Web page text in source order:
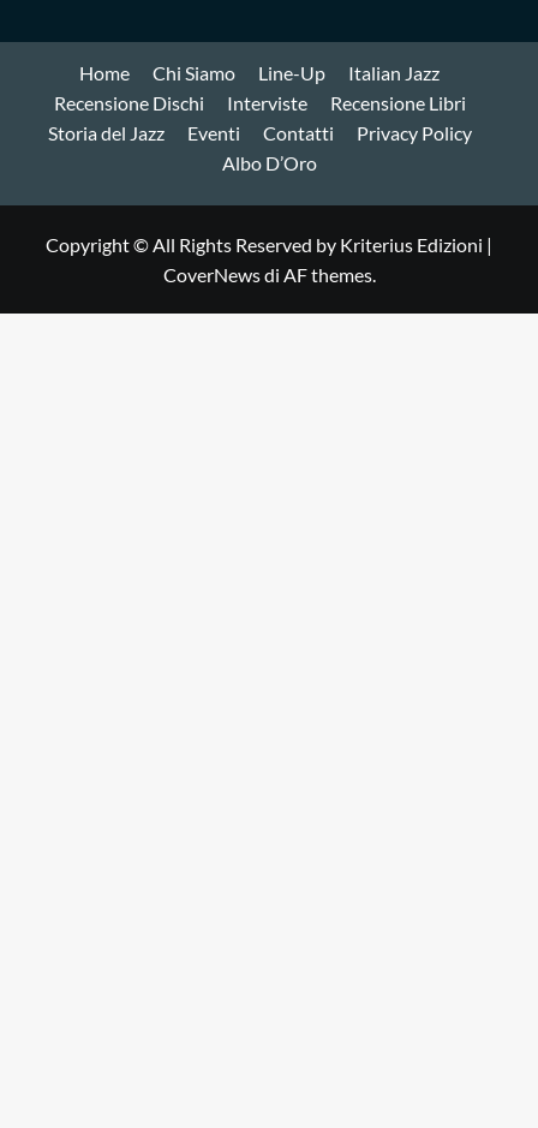
Home Chi Siamo Line-Up
Italian Jazz
Recensione Dischi
Interviste
Recensione Libri
Storia del Jazz
Eventi Contatti
Privacy Policy
Albo D’Oro
Copyright © All Rights Reserved by Kriterius Edizioni |
CoverNewsdi AF themes.